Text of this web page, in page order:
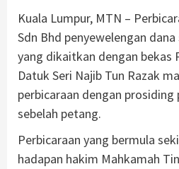
Kuala Lumpur, MTN –
Sdn Bhd penyewelengan
yang dikaitkan dengan bekas
Datuk Seri Najib Tun Razak
perbicaraan dengan
sebelah petang.
Perbicaraan yang bermula
hadapan hakim Mahkamah